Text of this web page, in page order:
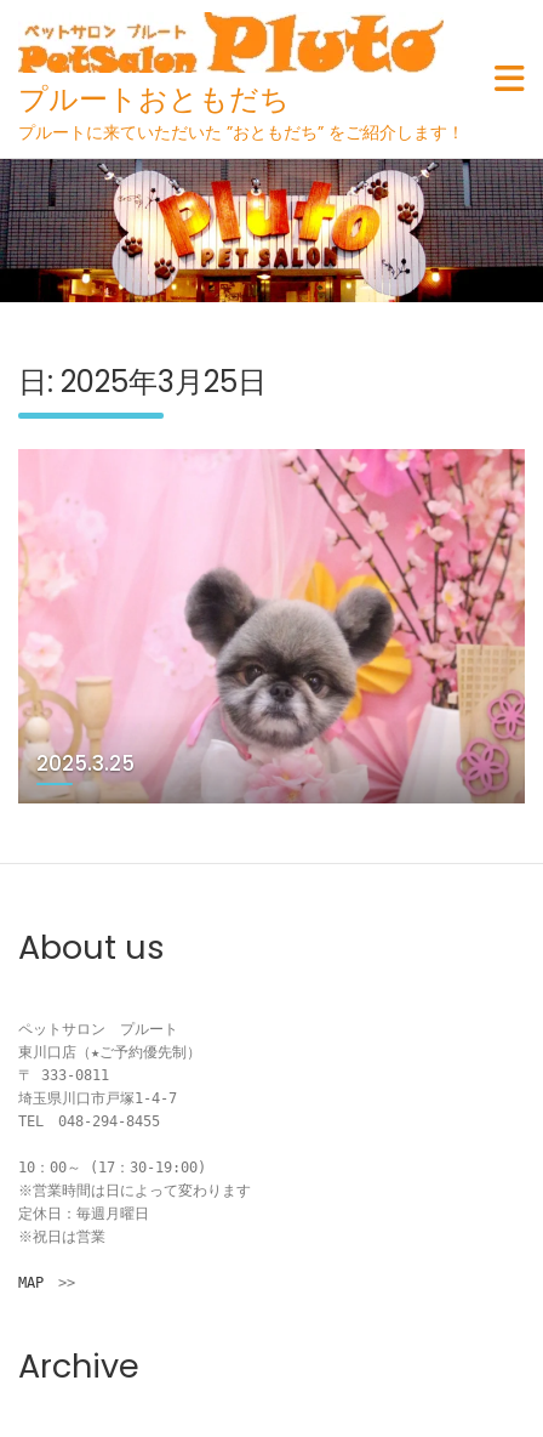
Skip
to
content
プルートおともだち
プルートに来ていただいた ”おともだち” をご紹介します！
日: 2025年3月25日
2025.3.25
About us
ペットサロン　プルート
東川口店（★ご予約優先制）
〒 333-0811
埼玉県川口市戸塚1-4-7
TEL　048-294-8455
10：00～ (17：30-19:00)
※営業時間は日によって変わります
定休日：毎週月曜日
※祝日は営業
MAP >>
Archive